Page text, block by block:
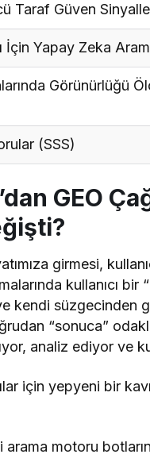
Taraf Güven
İçin Yapay Zeka
Görünürlüğü
(SSS)
GEO
girmesi,
kullanıcı bir
kendi süzgecinden
“sonuca”
analiz ediyor ve
için yepyeni bir
arama motoru